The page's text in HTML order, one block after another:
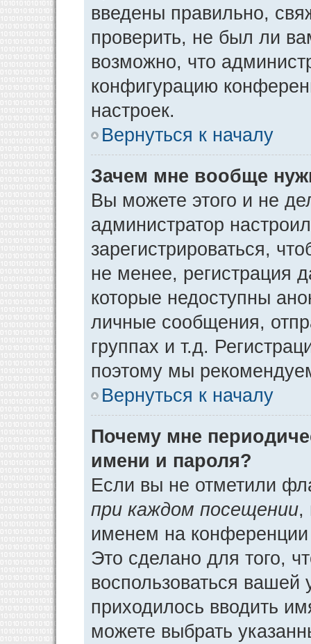
введены правильно,
проверить, не был ли
возможно, что
конфигурацию
настроек.
Вернуться к началу
Зачем мне вообще
Вы можете этого и не
администратор
зарегистрироваться,
не менее, регистрация
которые недоступны
личные сообщения,
группах и т.д.
поэтому мы
Вернуться к началу
Почему мне
имени и пароля?
Если вы не отметили
при каждом посещении,
именем на конференции
Это сделано для того,
воспользоваться
приходилось вводить
можете выбрать